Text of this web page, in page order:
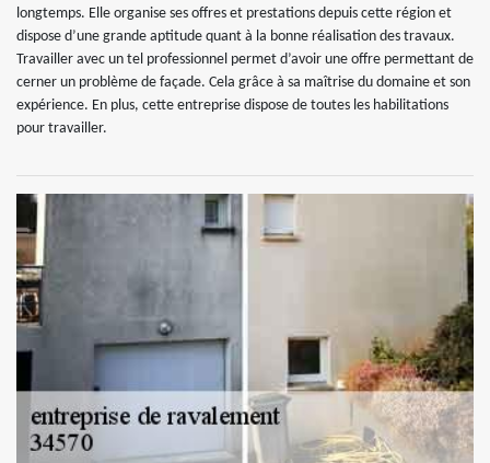
longtemps. Elle organise ses offres et prestations depuis cette région et
dispose d’une grande aptitude quant à la bonne réalisation des travaux.
Travailler avec un tel professionnel permet d’avoir une offre permettant de
cerner un problème de façade. Cela grâce à sa maîtrise du domaine et son
expérience. En plus, cette entreprise dispose de toutes les habilitations
pour travailler.